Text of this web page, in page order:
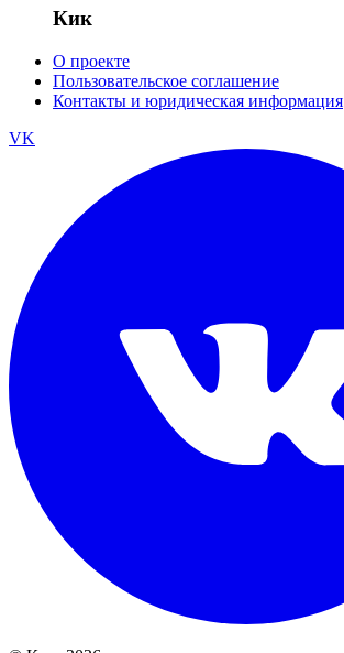
Кик
О проекте
Пользовательское соглашение
Контакты и юридическая информация
VK